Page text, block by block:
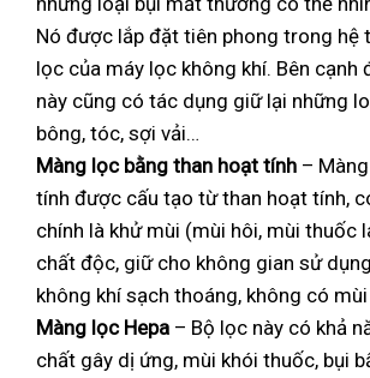
Nó được lắp đặt tiên phong trong hệ
lọc của máy lọc không khí. Bên cạnh
này cũng có tác dụng giữ lại những
bông, tóc, sợi vải…
Màng lọc bằng than hoạt tính –
tính được cấu tạo từ than hoạt tính,
chính là khử mùi (mùi hôi, mùi thuốc
chất độc, giữ cho không gian sử
không khí sạch thoáng, không có
Màng lọc Hepa – Bộ lọc này có khả
chất gây dị ứng, mùi khói thuốc, bụi